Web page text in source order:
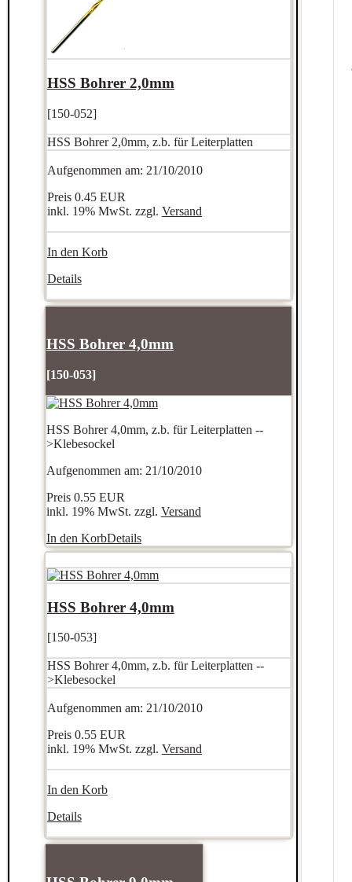
HSS Bohrer 2,0mm
[150-052]
HSS Bohrer 2,0mm, z.b. für Leiterplatten
Aufgenommen am: 21/10/2010
Preis 0.45 EUR
inkl. 19% MwSt. zzgl. Versand
In den Korb
Details
HSS Bohrer 4,0mm
[150-053]
HSS Bohrer 4,0mm, z.b. für Leiterplatten --
>Klebesockel
Aufgenommen am: 21/10/2010
Preis 0.55 EUR
inkl. 19% MwSt. zzgl. Versand
In den KorbDetails
HSS Bohrer 4,0mm
[150-053]
HSS Bohrer 4,0mm, z.b. für Leiterplatten --
>Klebesockel
Aufgenommen am: 21/10/2010
Preis 0.55 EUR
inkl. 19% MwSt. zzgl. Versand
In den Korb
Details